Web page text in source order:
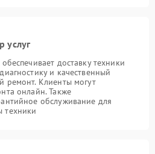
услуг
доставку техники
и качественный
ремонт. Клиенты могут
онлайн. Также
обслуживание для
техники